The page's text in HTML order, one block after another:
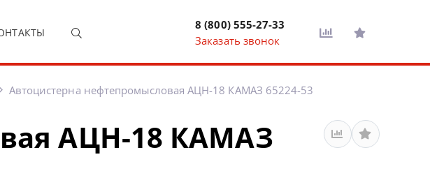
8 (800) 555-27-33
Заказать звонок
Автоцистерна нефтепромысловая АЦН-18 КАМАЗ 65224-53
АЦН-18 КАМАЗ